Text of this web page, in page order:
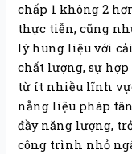
chấp 1 không 2
thực tiễn, cũng
lý hung liệu với
chất lượng, sự
từ ít nhiều lĩnh
nẵng liệu pháp
đầy năng lượng,
công trình nhỏ